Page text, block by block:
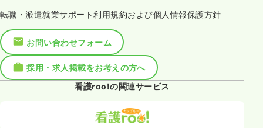
転職・派遣就業サポート利用規約および個人情報保護方針
お問い合わせフォーム
採用・求人掲載をお考えの方へ
看護roo!の関連サービス